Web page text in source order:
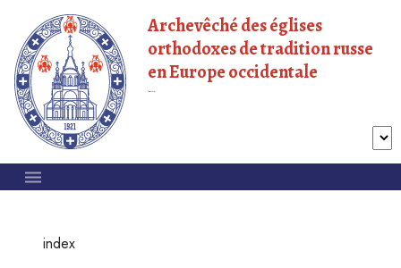
Archevêché des églises
orthodoxes de tradition russe
en Europe occidentale
index